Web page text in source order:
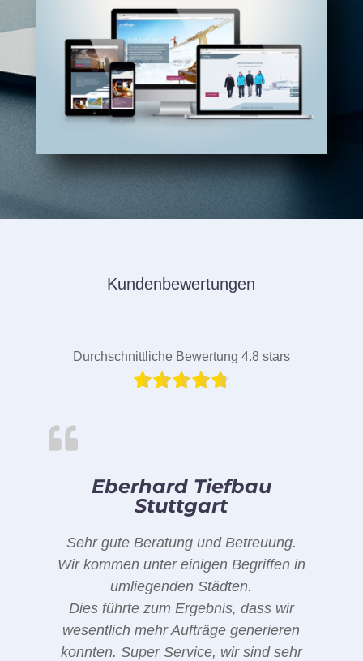
Kundenbewertungen
Durchschnittliche Bewertung 4.8 stars
Eberhard Tiefbau
Stuttgart
Sehr gute Beratung und Betreuung.
Wir kommen unter einigen Begriffen in
umliegenden Städten.
Dies führte zum Ergebnis, dass wir
wesentlich mehr Aufträge generieren
konnten. Super Service, wir sind sehr